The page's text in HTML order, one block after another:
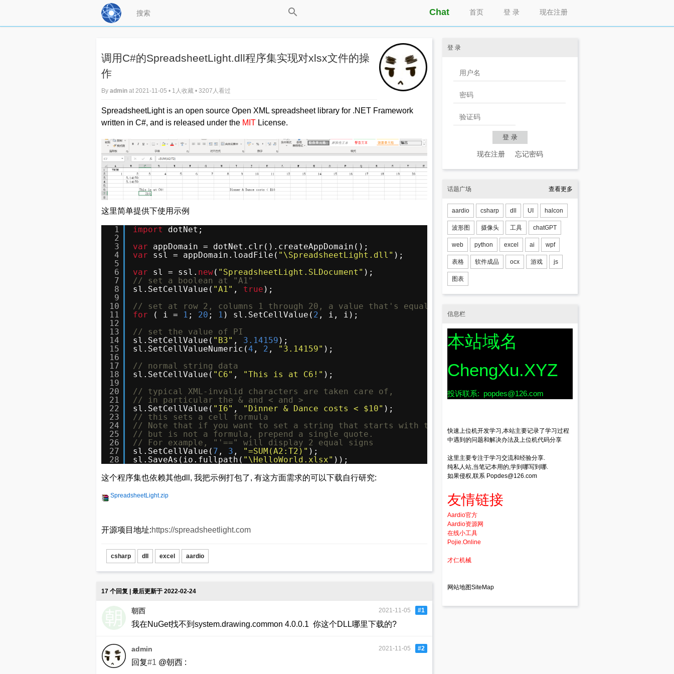
现在注册
登 录
首页
Chat
调用C#的SpreadsheetLight.dll程序集实现对xlsx文件的操
作
By admin at 2021-11-05 • 1人收藏 • 3207人看过
SpreadsheetLight is an open source Open XML spreadsheet library for .NET Framework
written in C#, and is released under the MIT License.
这里简单提供下使用示例
1
2
3
4
5
6
7
8
9
10
11
12
13
14
15
16
17
18
19
20
21
22
23
24
25
26
27
28
import
dotNet;
var
appDomain = dotNet.clr().createAppDomain();
var
ssl = appDomain.loadFile( "\SpreadsheetLight.dll" );
var
sl = ssl. new( "SpreadsheetLight.SLDocument" );
// set a boolean at "A1"
sl.SetCellValue( "A1" , true );
// set at row 2, columns 1 through 20, a value that's equal to the column index
for
( i = 1 ; 20 ; 1 ) sl.SetCellValue( 2 , i, i);
// set the value of PI
sl.SetCellValue( "B3" , 3.14159 );
sl.SetCellValueNumeric(4 , 2 , "3.14159" );
// normal string data
sl.SetCellValue( "C6" , "This is at C6!" );
// typical XML-invalid characters are taken care of,
// in particular the & and < and >
sl.SetCellValue( "I6" , "Dinner & Dance costs < $10" );
// this sets a cell formula
// Note that if you want to set a string that starts with the equal sign,
// but is not a formula, prepend a single quote.
// For example, "'==" will display 2 equal signs
sl.SetCellValue( 7 , 3 , "=SUM(A2:T2)" );
sl.SaveAs(io.fullpath( "\HelloWorld.xlsx" ));
这个程序集也依赖其他dll, 我把示例打包了, 有这方面需求的可以下载自行研究:
SpreadsheetLight.zip
开源项目地址:https://spreadsheetlight.com
csharp dll excel aardio
17 个回复 | 最后更新于 2022-02-24
朝西 2021-11-05 #1
我在NuGet找不到system.drawing.common 4.0.0.1 你这个DLL哪里下载的?
admin 2021-11-05 #2
回复#1 @朝西 :
登 录
现在注册 忘记密码
话题广场 查看更多
aardio csharp dll UI halcon
波形图 摄像头 工具 chatGPT
web python excel ai wpf
表格 软件成品 ocx 游戏 js
图表
信息栏
本站域名
ChengXu.XYZ
投诉联系: popdes@126.com
快速上位机开发学习,本站主要记录了学习过程
中遇到的问题和解决办法及上位机代码分享
这里主要专注于学习交流和经验分享.
纯私人站,当笔记本用的,学到哪写到哪.
如果侵权,联系 Popdes@126.com
友情链接
Aardio官方
Aardio资源网
在线小工具
Pojie.Online
才仁机械
网站地图SiteMap